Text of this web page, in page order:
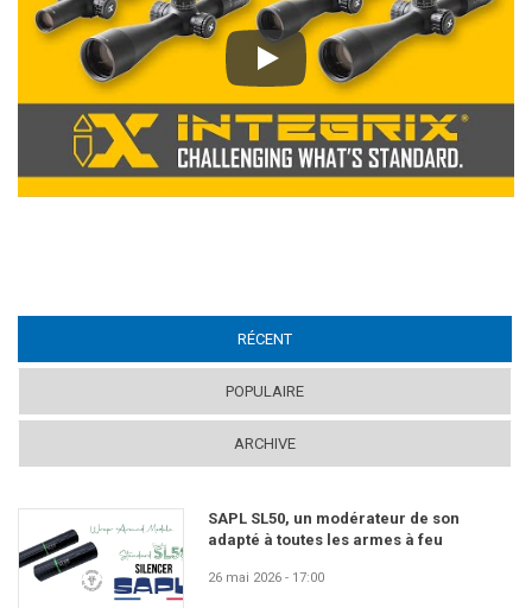
Play
RÉCENT
POPULAIRE
ARCHIVE
SAPL SL50, un modérateur de son
adapté à toutes les armes à feu
26 mai 2026 - 17:00